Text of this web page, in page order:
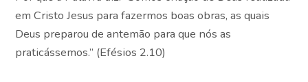
em Cristo Jesus para fazermos boas obras, as quais
Deus preparou de antemão para que nós as
praticássemos.” (Efésios 2.10)